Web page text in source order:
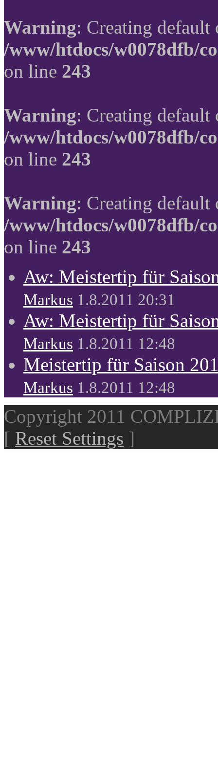
Warning: Creating
/www/htdocs/w0078dfb/
on line 243
Warning: Creating
/www/htdocs/w0078dfb/
on line 243
Warning: Creating
/www/htdocs/w0078dfb/
on line 243
Aw: Meistertip für
Markus 1.8.2011 20:31
Aw: Meistertip für
Markus 1.8.2011 12:48
Meistertip für Saison
Markus 1.8.2011 12:48
Copyright 2011
[ Reset Settings ]